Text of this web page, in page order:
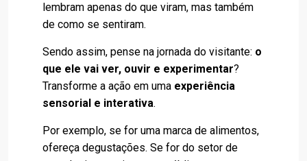
lembram apenas do que viram, mas também
de como se sentiram.
Sendo assim, pense na jornada do visitante: o
que ele vai ver, ouvir e experimentar?
Transforme a ação em uma experiência
sensorial e interativa.
Por exemplo, se for uma marca de alimentos,
ofereça degustações. Se for do setor de